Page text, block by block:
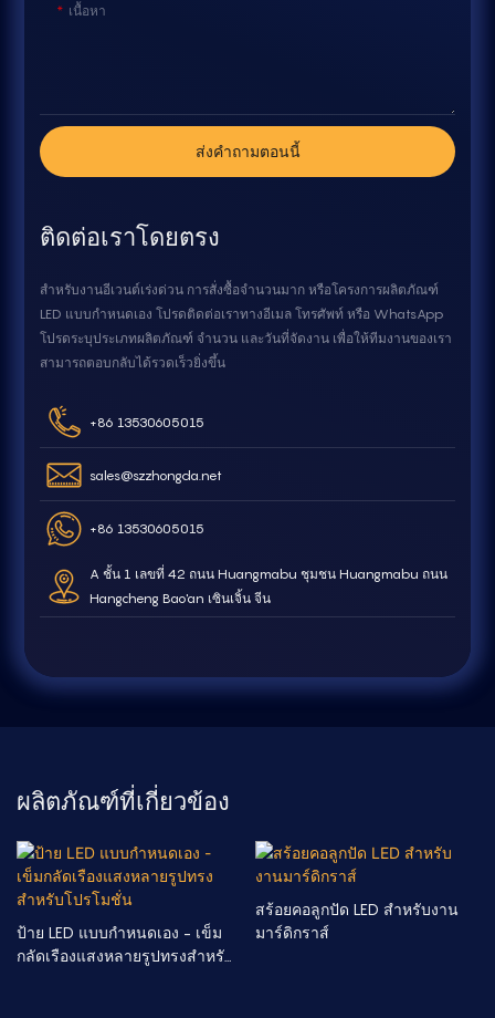
เนื้อหา
ส่งคำถามตอนนี้
ติดต่อเราโดยตรง
สำหรับงานอีเวนต์เร่งด่วน การสั่งซื้อจำนวนมาก หรือโครงการผลิตภัณฑ์
LED แบบกำหนดเอง โปรดติดต่อเราทางอีเมล โทรศัพท์ หรือ WhatsApp
โปรดระบุประเภทผลิตภัณฑ์ จำนวน และวันที่จัดงาน เพื่อให้ทีมงานของเรา
สามารถตอบกลับได้รวดเร็วยิ่งขึ้น
+86 13530605015
sales@szzhongda.net
+86 13530605015
A ชั้น 1 เลขที่ 42 ถนน Huangmabu ชุมชน Huangmabu ถนน
Hangcheng Bao'an เซินเจิ้น จีน
ผลิตภัณฑ์ที่เกี่ยวข้อง
ป้าย LED แบบกำหนดเอง - เข็ม
กลัดเรืองแสงหลายรูปทรงสำหรับ
สร้อยคอลูกปัด LED สำหรับงาน
มาร์ดิกราส์